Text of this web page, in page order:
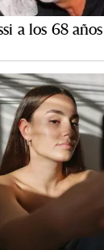
a los 68 años